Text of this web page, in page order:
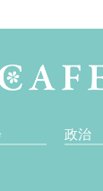
政治